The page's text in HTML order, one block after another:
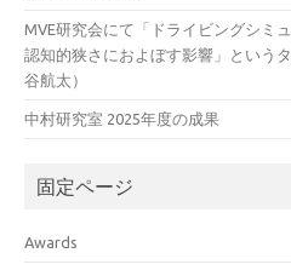
MVE研究会にて「ドライビングシミ
認知的狭さにおよぼす影響」という
谷航太）
中村研究室 2025年度の成果
固定ページ
Awards